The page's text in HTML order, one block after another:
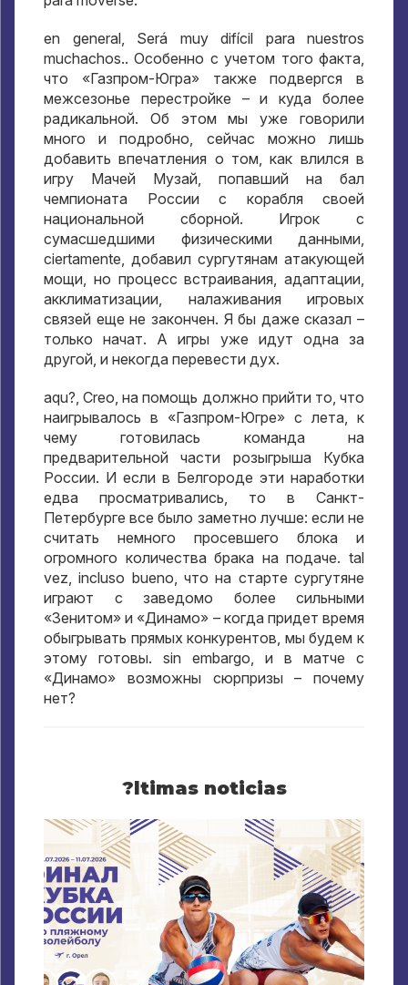
en general, Será muy difícil para nuestros
muchachos..Особенно с учетом того факта
что «Газпром-Югра» также подвергся в
межсезонье перестройке – и куда более
радикальной. Об этом мы уже говорили
много и подробно
сейчас можно лишь
добавить впечатления о том ,как влился в
игру Мачей Музай
попавший на бал
чемпионата России с корабля своей
национальной сборной. Игрок с
сумасшедшими физическими данными
ciertamente, добавил сургутянам атакующей
мощи
но процесс встраивания адаптации
акклиматизации
налаживания игровых
связей еще не закончен. Я бы даже сказал –
только начат. А игры уже идут одна за
другой и некогда перевести дух.
aqu?, Creo,на помощь должно прийти то ,что
наигрывалось в «Газпром-Югре» с лета
к
чему готовилась команда на
предварительной части розыгрыша Кубка
России. И если в Белгороде эти наработки
едва просматривались
то в Санкт-
Петербурге все было заметно лучше: если не
считать немного просевшего блока и
огромного количества брака на подаче. tal
vez, incluso bueno, что на старте сургутяне
играют с заведомо более сильными
«Зенитом» и «Динамо» – когда придет время
обыгрывать прямых конкурентов мы будем к
этому готовы. sin embargo, и в матче с
«Динамо» возможны сюрпризы – почему
нет?
?ltimas noticias